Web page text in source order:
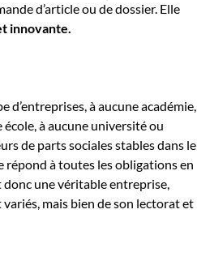
d’article ou de dossier. Elle
innovante.
d’entreprises, à aucune académie,
à aucune université ou
de parts sociales stables dans le
répond à toutes les obligations en
donc une véritable entreprise,
mais bien de son lectorat et